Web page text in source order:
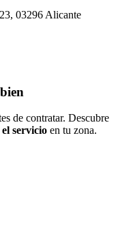
03296 Alicante
de contratar. Descubre
servicio en tu zona.